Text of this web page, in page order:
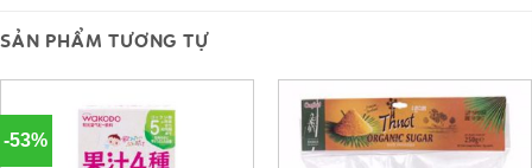
SẢN PHẨM TƯƠNG TỰ
-53%